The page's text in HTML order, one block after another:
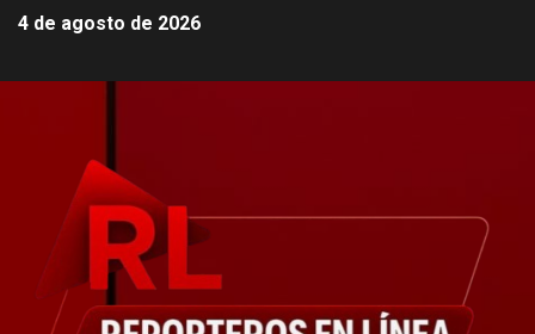
4 de agosto de 2026